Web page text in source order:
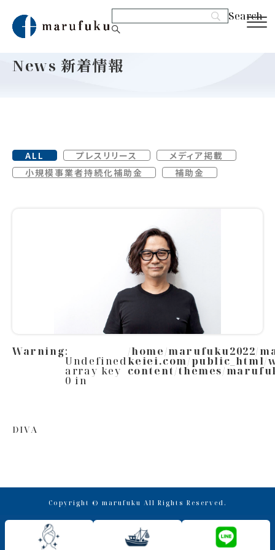
News 新着情報
ALL プレスリリース
メディア掲載
小規模事業者持続化補助金
補助金
Warning:
Undefined
array key
0 in
/home/marufuku2022/
keiei.com/public_html/
content/themes/
DIVA
Copyright © marufuku All Rights Reserved.